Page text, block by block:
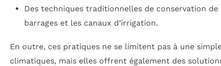
Des techniques traditionnelles de conservation de
barrages et les canaux d’irrigation.
En outre, ces pratiques ne se limitent pas à une
climatiques, mais elles offrent également des